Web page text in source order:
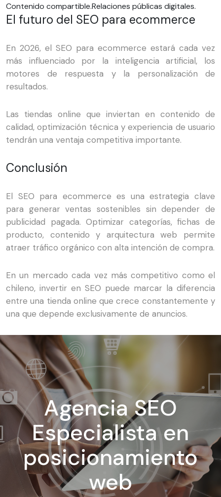
Contenido compartible.Relaciones públicas digitales.
El futuro del SEO para ecommerce
En 2026, el SEO para ecommerce estará cada vez
más influenciado por la inteligencia artificial, los
motores de respuesta y la personalización de
resultados.
Las tiendas online que inviertan en contenido de
calidad, optimización técnica y experiencia de usuario
tendrán una ventaja competitiva importante.
Conclusión
El SEO para ecommerce es una estrategia clave
para generar ventas sostenibles sin depender de
publicidad pagada. Optimizar categorías, fichas de
producto, contenido y arquitectura web permite
atraer tráfico orgánico con alta intención de compra.
En un mercado cada vez más competitivo como el
chileno, invertir en SEO puede marcar la diferencia
entre una tienda online que crece constantemente y
una que depende exclusivamente de anuncios.
Agencia SEO
Especialista en
posicionamiento
web